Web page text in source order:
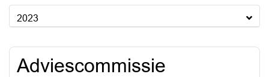
2023
Adviescommissie